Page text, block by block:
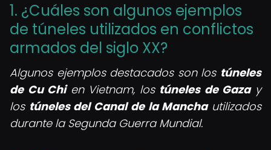
1. ¿Cuáles son algunos ejemplos
de túneles utilizados en conflictos
armados del siglo XX?
Algunos ejemplos destacados son los túneles
de Cu Chien Vietnam, los túneles de Gazay
los túneles del Canal de la Manchautilizados
durante la Segunda Guerra Mundial.